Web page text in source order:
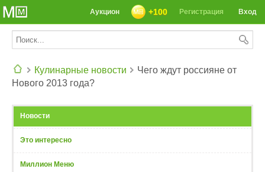
Вход
Регистрация
+100
Аукцион
Кулинарные новости
Чего ждут россияне от
Нового 2013 года?
Новости
Это интересно
Миллион Меню